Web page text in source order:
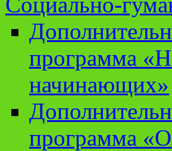
программа
начинающих»
программа